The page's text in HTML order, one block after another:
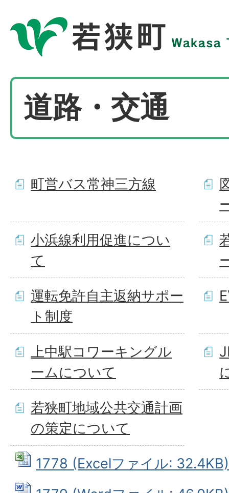
道路・交通
町営バス常神三方線
小浜線利用促進につい
て
運転免許自主返納サポー
ト制度
上中駅コワーキングル
ームについて
若狭町地域公共交通計画
の策定について
1778 (Excelファイル: 32.4KB)